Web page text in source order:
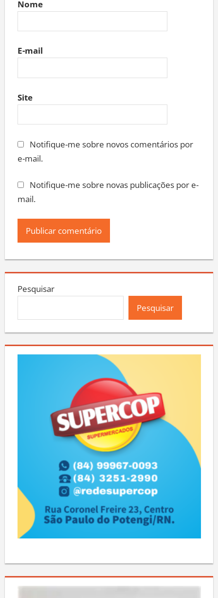
Nome
E-mail
Site
Notifique-me sobre novos comentários por
e-mail.
Notifique-me sobre novas publicações por e-
mail.
Pesquisar
Pesquisar